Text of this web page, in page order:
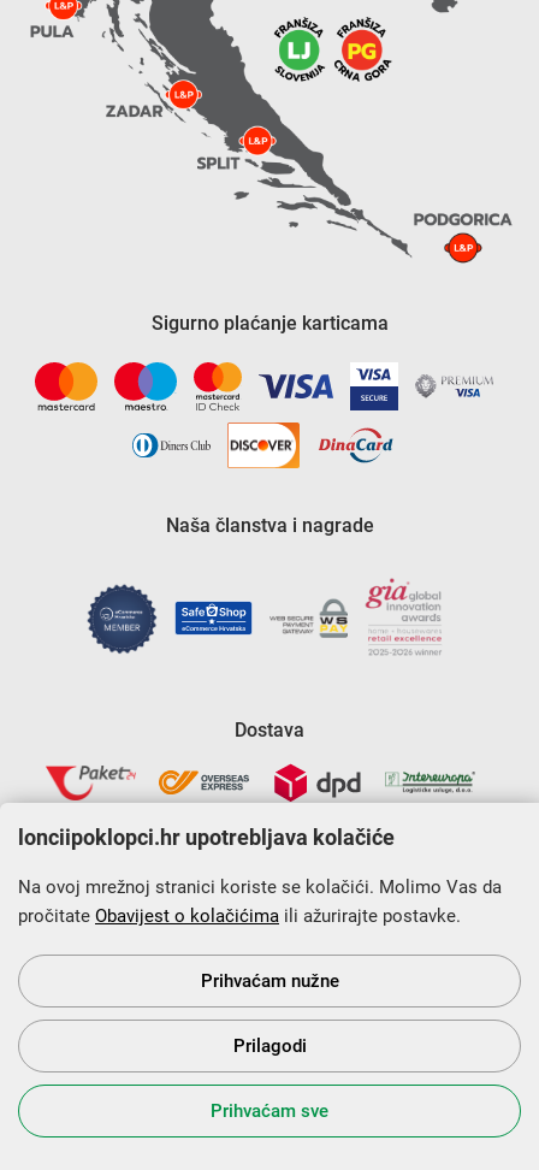
Sigurno plaćanje karticama
Naša članstva i nagrade
Dostava
Krajnji primatelj financijskog instrumenta sufinanciranog iz
Europskog fonda za regionalni razvoj u sklopu Operativnog
programa „Konkurentnost i kohezija”.
s Vama od 2014. godine!
lonciipoklopci.hr upotrebljava kolačiće
Na ovoj mrežnoj stranici koriste se kolačići. Molimo Vas da
pročitate Obavijest o kolačićima ili ažurirajte postavke.
Prihvaćam nužne
Prilagodi
Prihvaćam sve